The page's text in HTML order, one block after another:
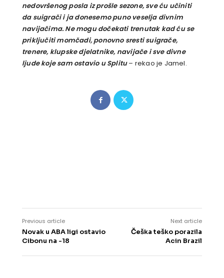
nedovršenog posla iz prošle sezone, sve ću učiniti
da suigrači i ja donesemo puno veselja divnim
navijačima. Ne mogu dočekati trenutak kad ću se
priključiti momčadi, ponovno sresti suigrače,
trenere, klupske djelatnike, navijače i sve divne
ljude koje sam ostavio u Splitu– rekao je Jamel.
Previous article
Novak u ABA ligi ostavio
Cibonu na -18
Next article
Češka teško porazila
Acin Brazil